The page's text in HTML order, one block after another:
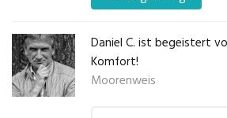
Daniel C. ist begeistert
Komfort!
Moorenweis